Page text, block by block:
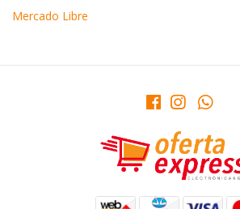
Mercado Libre